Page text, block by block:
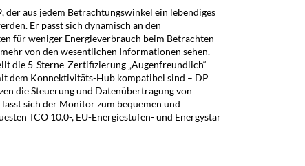
aus jedem Betrachtungswinkel ein lebendiges
Er passt sich dynamisch an den
für weniger Energieverbrauch beim Betrachten
von den wesentlichen Informationen sehen.
die 5-Sterne-Zertifizierung „Augenfreundlich“
dem Konnektivitäts-Hub kompatibel sind – DP
die Steuerung und Datenübertragung von
sich der Monitor zum bequemen und
TCO 10.0-, EU-Energiestufen- und Energystar